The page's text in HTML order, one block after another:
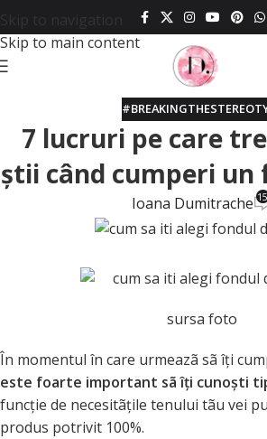
Skip to main content
7 lucruri pe care
ştii când cumperi un
Ioana Dumitrache
sursa foto
În momentul în care urmeazã sã îţi
este foarte important sã îţi cunoşti
funcţie de necesitãţile tenului tãu vei
produs potrivit 100%.